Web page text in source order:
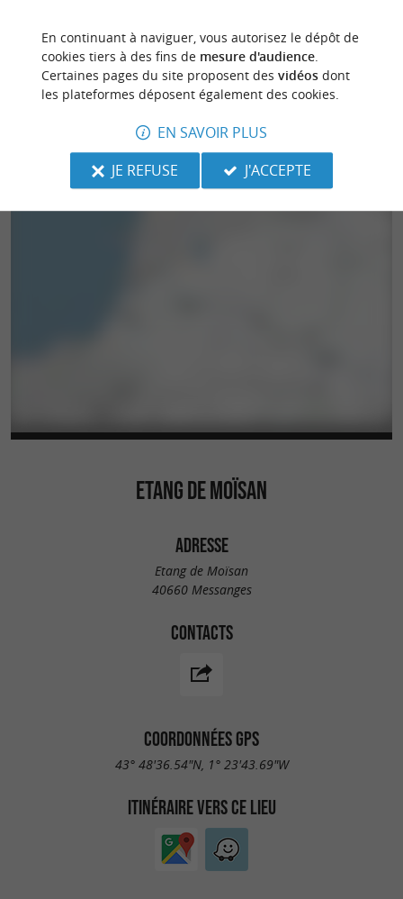
ETANG DE MOÏSAN
ADRESSE
Etang de Moïsan
40660 Messanges
CONTACTS
COORDONNÉES GPS
43° 48'36.54"N, 1° 23'43.69"W
ITINÉRAIRE VERS CE LIEU
En continuant à naviguer, vous autorisez le dépôt de
cookies tiers à des fins de mesure d'audience.
Certaines pages du site proposent des vidéosdont
les plateformes déposent également des cookies.
EN SAVOIR PLUS
JE REFUSE
J'ACCEPTE